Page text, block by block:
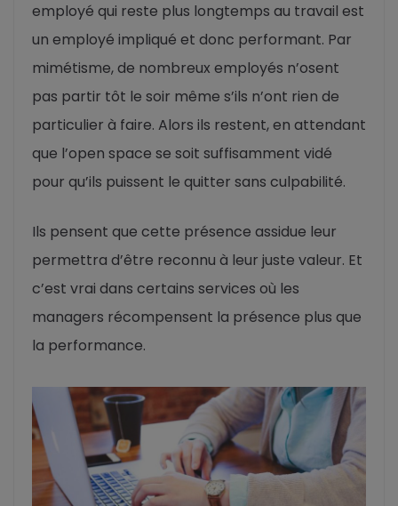
employé qui reste plus longtemps au travail est
un employé impliqué et donc performant. Par
mimétisme, de nombreux employés n’osent
pas partir tôt le soir même s’ils n’ont rien de
particulier à faire. Alors ils restent, en attendant
que l’open space se soit suffisamment vidé
pour qu’ils puissent le quitter sans culpabilité.
Ils pensent que cette présence assidue leur
permettra d’être reconnu à leur juste valeur. Et
c’est vrai dans certains services où les
managers récompensent la présence plus que
la performance.